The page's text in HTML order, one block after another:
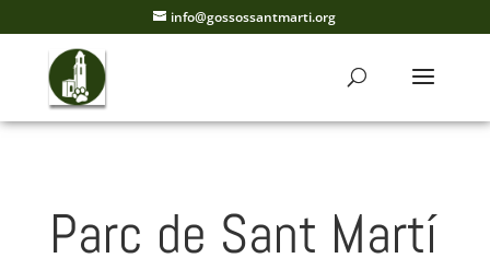
info@gossossantmarti.org
Parc de Sant Martí